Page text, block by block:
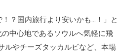
？国内旅行より安いかも…！」と
中心地であるソウルへ気軽に飛
ルやチーズタッカルビなど、本場